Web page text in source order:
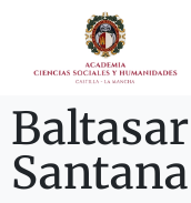
Santana